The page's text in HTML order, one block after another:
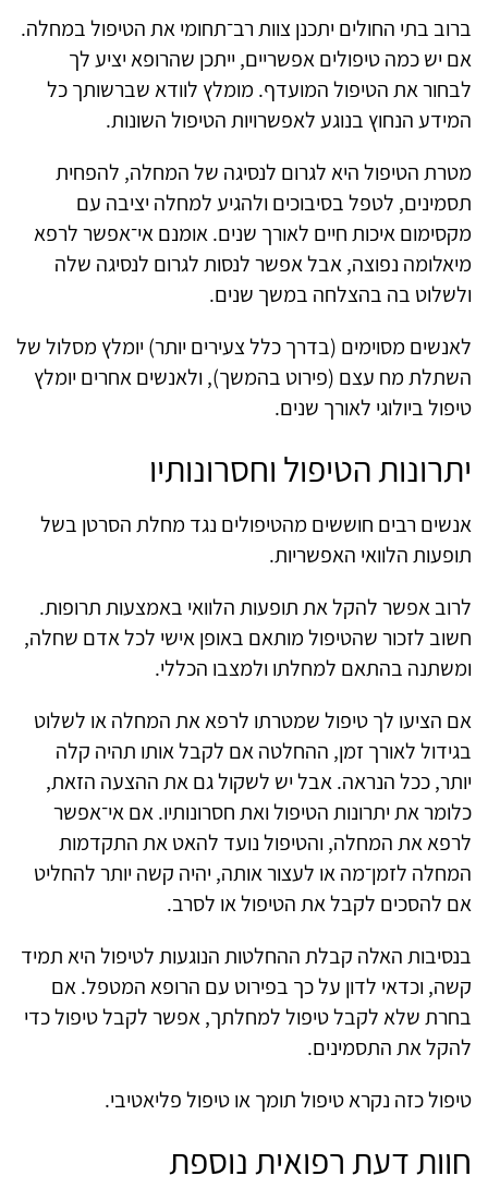
ברוב בתי החולים יתכנן צוות רב־תחומי את הטיפול במחלה.
אם יש כמה טיפולים אפשריים, ייתכן שהרופא יציע לך
לבחור את הטיפול המועדף. מומלץ לוודא שברשותך כל
המידע הנחוץ בנוגע לאפשרויות הטיפול השונות.
מטרת הטיפול היא לגרום לנסיגה של המחלה, להפחית
תסמינים, לטפל בסיבוכים ולהגיע למחלה יציבה עם
מקסימום איכות חיים לאורך שנים. אומנם אי־אפשר לרפא
מיאלומה נפוצה, אבל אפשר לנסות לגרום לנסיגה שלה
ולשלוט בה בהצלחה במשך שנים.
לאנשים מסוימים (בדרך כלל צעירים יותר) יומלץ מסלול של
השתלת מח עצם (פירוט בהמשך), ולאנשים אחרים יומלץ
טיפול ביולוגי לאורך שנים.
יתרונות הטיפול וחסרונותיו
אנשים רבים חוששים מהטיפולים נגד מחלת הסרטן בשל
תופעות הלוואי האפשריות.
לרוב אפשר להקל את תופעות הלוואי באמצעות תרופות.
חשוב לזכור שהטיפול מותאם באופן אישי לכל אדם שחלה,
ומשתנה בהתאם למחלתו ולמצבו הכללי.
אם הציעו לך טיפול שמטרתו לרפא את המחלה או לשלוט
בגידול לאורך זמן, ההחלטה אם לקבל אותו תהיה קלה
יותר, ככל הנראה. אבל יש לשקול גם את ההצעה הזאת,
כלומר את יתרונות הטיפול ואת חסרונותיו. אם אי־אפשר
לרפא את המחלה, והטיפול נועד להאט את התקדמות
המחלה לזמן־מה או לעצור אותה, יהיה קשה יותר להחליט
אם להסכים לקבל את הטיפול או לסרב.
בנסיבות האלה קבלת ההחלטות הנוגעות לטיפול היא תמיד
קשה, וכדאי לדון על כך בפירוט עם הרופא המטפל. אם
בחרת שלא לקבל טיפול למחלתך, אפשר לקבל טיפול כדי
להקל את התסמינים.
טיפול כזה נקרא טיפול תומך או טיפול פליאטיבי.
חוות דעת רפואית נוספת